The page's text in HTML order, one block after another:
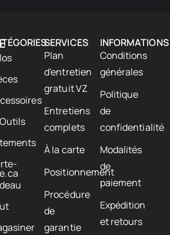
SERVICES
Plan
d'entretien
gratuit VZ
Entretiens
complets
À la carte
Positionnement
Procédure
de
garantie
INFORMATIONS
Conditions
générales
Politique
de
confidentialité
Modalités
de
paiement
Expédition
et retours